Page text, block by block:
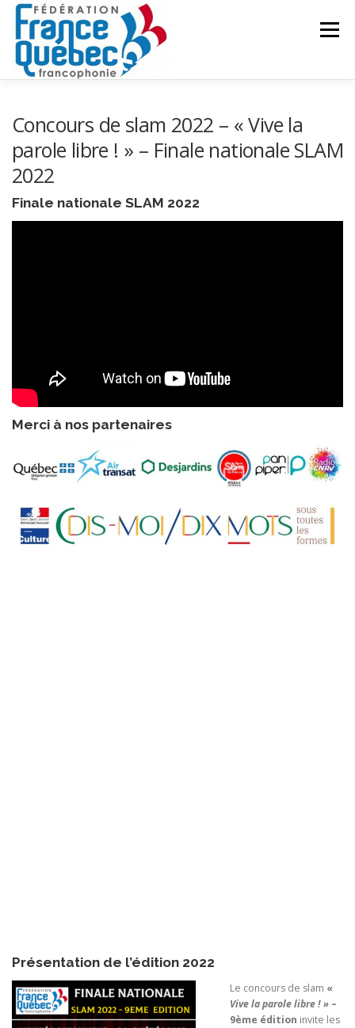
Aller
contenu
Menu
ACTUALITÉS
Concours de slam 2022 – « Vive la
parole libre ! » – Finale nationale SLAM
2022
Finale nationale SLAM 2022
Merci à nos partenaires
Présentation de l’édition 2022
Le concours de slam «
Vive la parole libre ! »–
9ème édition invite les